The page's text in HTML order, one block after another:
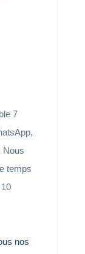
7
Nous
temps
nos